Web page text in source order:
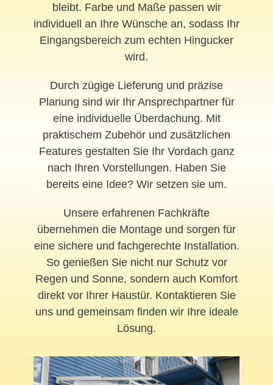
bleibt. Farbe und Maße passen wir
individuell an Ihre Wünsche an, sodass Ihr
Eingangsbereich zum echten Hingucker
wird.
Durch zügige Lieferung und präzise
Planung sind wir Ihr Ansprechpartner für
eine individuelle Überdachung. Mit
praktischem Zubehör und zusätzlichen
Features gestalten Sie Ihr Vordach ganz
nach Ihren Vorstellungen. Haben Sie
bereits eine Idee? Wir setzen sie um.
Unsere erfahrenen Fachkräfte
übernehmen die Montage und sorgen für
eine sichere und fachgerechte Installation.
So genießen Sie nicht nur Schutz vor
Regen und Sonne, sondern auch Komfort
direkt vor Ihrer Haustür. Kontaktieren Sie
uns und gemeinsam finden wir Ihre ideale
Lösung.